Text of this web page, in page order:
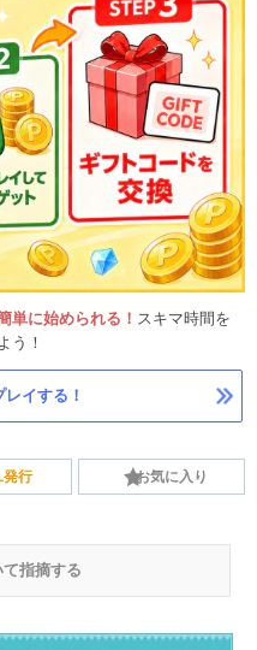
単に始められる！ スキマ時間を
う！
イする！
行 お気に入り
指摘する